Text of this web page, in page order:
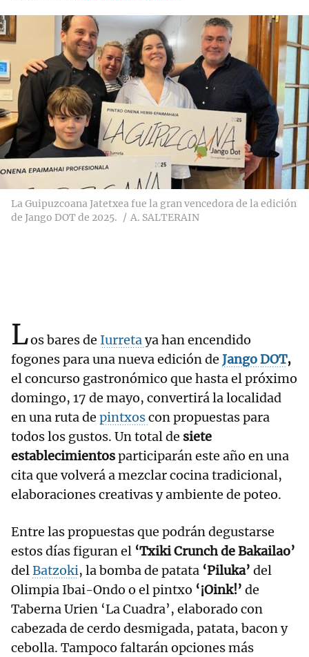
La Guipuzcoana Jatetxea fue la gran vencedora de la edición
de Jango DOT de 2025.
A. SALTERAIN
Los bares de Iurretaya han encendido
fogones para una nueva edición de Jango DOT,
el concurso gastronómico que hasta el próximo
domingo, 17 de mayo, convertirá la localidad
en una ruta de pintxoscon propuestas para
todos los gustos. Un total de siete
establecimientosparticiparán este año en una
cita que volverá a mezclar cocina tradicional,
elaboraciones creativas y ambiente de poteo.
Entre las propuestas que podrán degustarse
estos días figuran el ‘Txiki Crunch de Bakailao’
delBatzoki, la bomba de patata ‘Piluka’ del
Olimpia Ibai-Ondo o el pintxo ‘¡Oink!’ de
Taberna Urien ‘La Cuadra’, elaborado con
cabezada de cerdo desmigada, patata, bacon y
cebolla. Tampoco faltarán opciones más